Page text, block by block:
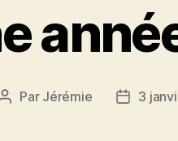
Auteur
Par Jérémie
Date
3